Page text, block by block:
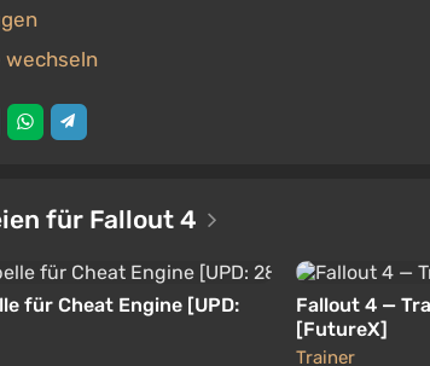
wechseln
für Fallout 4
für Cheat Engine [UPD:
Fallout 4 —
[FutureX]
Trainer